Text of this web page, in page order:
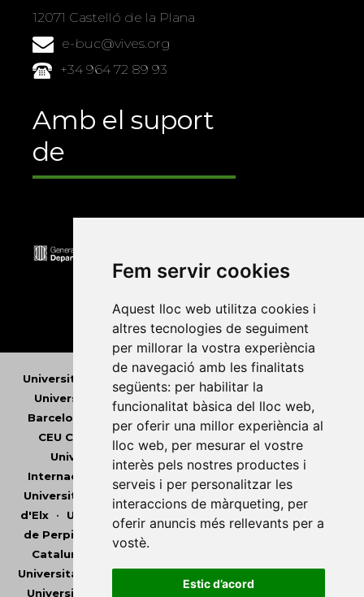
Fem servir cookies
Aquest lloc web utilitza cookies i
altres tecnologies de seguiment
per millorar la vostra experiència
de navegació amb les finalitats
següents: per habilitar la
funcionalitat bàsica del lloc web,
per oferir una millor experiència al
lloc web, per mesurar el vostre
interès pels nostres productes i
serveis i per personalitzar les
interaccions de màrqueting, per
oferir anuncis més rellevants per a
vostè.
Estic d’acord
12071 Castelló de la Plana
e-buc@vives.org
+34 964 72 89 93
Amb el suport
de
Universitat Abat Oliba CEU
Universitat d'Andorra
•
Universitat Autònoma de
Barcelona
Universitat de Barcelona
Universitat
CEU Cardenal Herrera
Universitat de Girona
Universitat de les Illes Balears
Internacional de Catalunya
Universitat Jaume I
Universitat de Lleida
Universitat Miguel Hernández
d'Elx• Universitat Oberta de Catalunya •Universitat
de Perpinyà Via Domitia
Universitat Politècnica de
Catalunya
Universitat Pompeu Fabra
Universitat Ramon Llull
Universitat Rovira i Virgili
• Universitat de Sàsser